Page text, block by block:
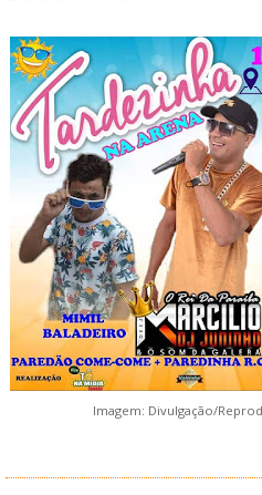
Imagem: Divulgação/